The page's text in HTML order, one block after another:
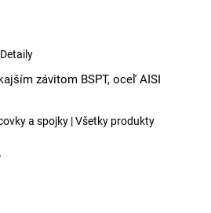
závitom BSPT, oceľ AISI
a spojky | Všetky produkty